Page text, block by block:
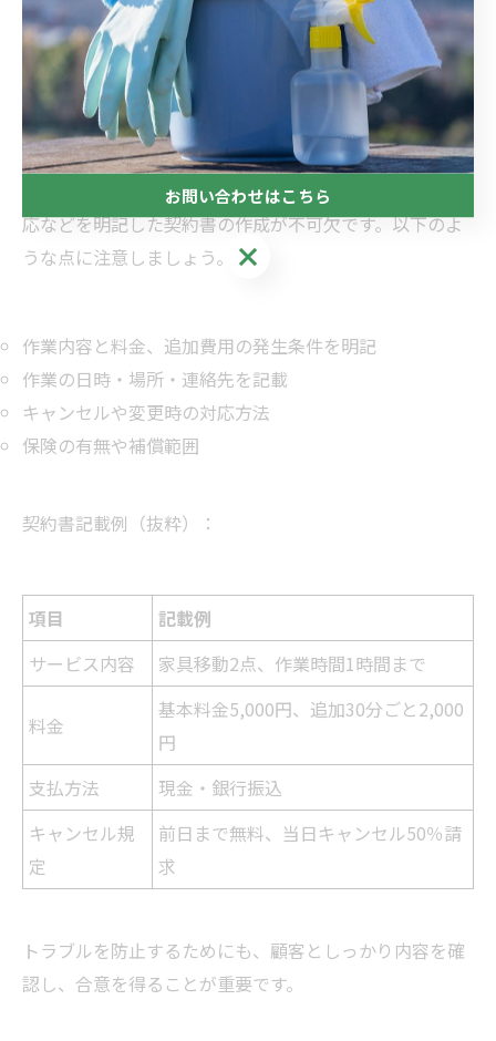
策を徹底することで顧客満足度やリピート率の向上につ
ながります。
トラブル回避のための契約書作成ポイント
トラブル防止には、サービス内容や料金、キャンセル対
応などを明記した契約書の作成が不可欠です。以下のよ
うな点に注意しましょう。
作業内容と料金、追加費用の発生条件を明記
作業の日時・場所・連絡先を記載
キャンセルや変更時の対応方法
保険の有無や補償範囲
契約書記載例（抜粋）：
項目
記載例
サービス内容
家具移動2点、作業時間1時間まで
料金
基本料金5,000円、追加30分ごと2,000
円
支払方法
現金・銀行振込
キャンセル規
定
前日まで無料、当日キャンセル50％請
求
トラブルを防止するためにも、顧客としっかり内容を確
認し、合意を得ることが重要です。
お問い合わせはこちら
お問い合わせはこちら